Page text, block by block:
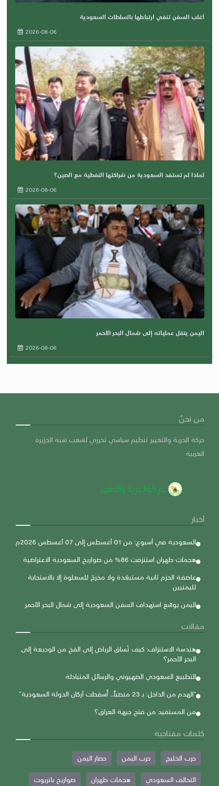
أغلب السفن تنفي ارتباطها بالسلطات السعودية
2026-08-06
لماذا لم تستفد السعودية من شراكتها النفطية مع الصين؟
2026-08-06
اليمن ينقل عملياته إلى شمال البحر الأحمر
2026-08-06
من نحنٌ
حركة الحرية والتغيير تنظيم سياسي تحرري لشعب شبه الجزيرة
العربية
أخبار
السعودية في أسبوع: من 01 أغسطس إلى 07 أغسطس 2026م
هجمات طهران استنزفت 86% من صواريخ السعودية الاعتراضية
عاصفة الحزم ثانية مستبعَدة ولا مخرجَ للسعلوة إلا بالاستجابة
لليمنيين
اليمن يوسّع استهداف السفن السعودية إلى شمال البحر الأحمر
مقالات
هندسة الاستنزاف: كيف تُساق الرياض إلى الفخ من الوديعة إلى
البحر الأحمر؟
التطبيع السعودي الصهيوني والرسائل المتبادلة
“الهدم من الداخل: بـ 23 منصباً… أُسقطت أركان الدولة السعودية”
من المستفيد من فتح جبهة العراق؟
كلمات مفتاحية
حرب الخليج حرب اليمن حصار اليمن
التحالف السعودي هجمات طهران صواريخ باتريوت